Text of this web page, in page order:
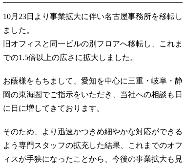
10月23日より事業拡大に伴い名古屋事務所を移転し
ました。
旧オフィスと同一ビルの別フロアへ移転し、これま
での1.5倍以上の広さに拡大しました。
お蔭様をもちまして、愛知を中心に三重・岐阜・静
岡の東海圏でご指示をいただき、当社への相談も日
に日に増してきております。
そのため、より迅速かつきめ細やかな対応ができる
よう専門スタッフの拡充した結果、これまでのオフ
ィスが手狭になったことから、今後の事業拡大も見